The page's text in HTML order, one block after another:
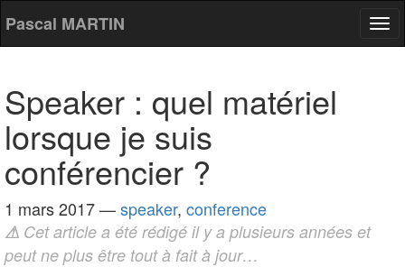
Pascal MARTIN
Speaker : quel matériel
lorsque je suis
conférencier ?
1 mars 2017—speaker, conference
⚠ Cet article a été rédigé il y a plusieurs années et
peut ne plus être tout à fait à jour…